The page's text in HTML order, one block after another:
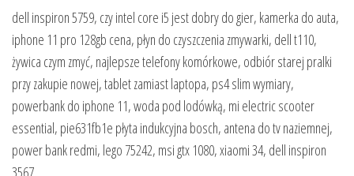
dell inspiron 5759, czy intel core i5 jest dobry do gier, kamerka do auta,
iphone 11 pro 128gb cena, płyn do czyszczenia zmywarki, dell t110,
żywica czym zmyć, najlepsze telefony komórkowe, odbiór starej pralki
przy zakupie nowej, tablet zamiast laptopa, ps4 slim wymiary,
powerbank do iphone 11, woda pod lodówką, mi electric scooter
essential, pie631fb1e płyta indukcyjna bosch, antena do tv naziemnej,
power bank redmi, lego 75242, msi gtx 1080, xiaomi 34, dell inspiron
3567